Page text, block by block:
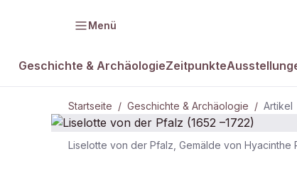
Menü
Geschichte & ArchäologieZeitpunkte
Startseite / Geschichte & Archäologie / Artikel
Liselotte von der Pfalz, Gemälde von Hyacinthe